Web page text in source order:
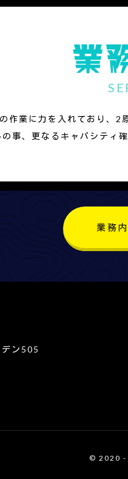
作業に力を入れており、2
事、更なるキャパシティ
業務
ン505
© 2020 -